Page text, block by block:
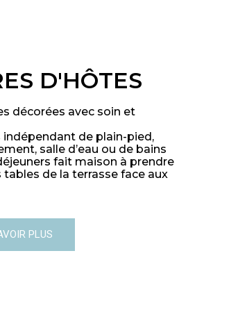
D'HÔTES
décorées avec soin et
indépendant de plain-pied,
salle d’eau ou de bains
fait maison à prendre
tables de la terrasse face aux
PLUS